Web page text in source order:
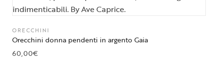
ORECCHINI
Orecchini donna pendenti in argento Gaia
60,00€